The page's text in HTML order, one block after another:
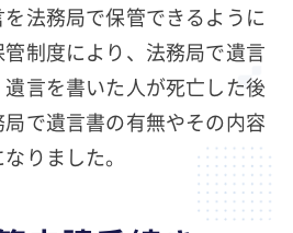
法務局で保管できるように
制度により、法務局で遺言
言を書いた人が死亡した後
で遺言書の有無やその内容
りました。